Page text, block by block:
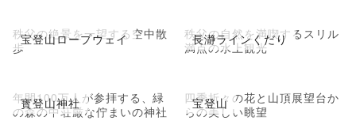
宝登山ロープウェイ
秩父の絶景を一望する空中散
歩
長瀞ラインくだり
秩父の自然を満喫するスリル
満点の水上観光
寳登山神社
年間100万人が参拝する、緑
の森の中荘厳な佇まいの神社
宝登山
四季折々の花と山頂展望台か
らの美しい眺望